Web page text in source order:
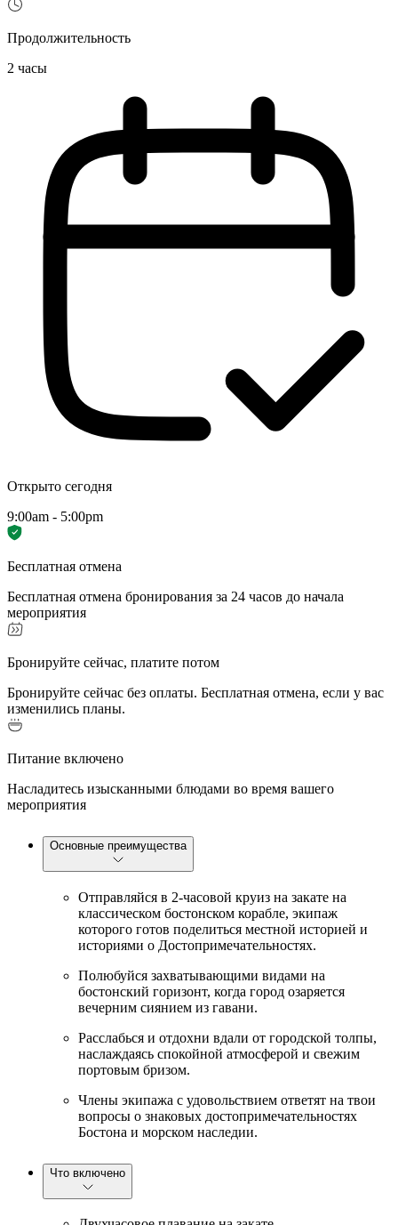
Продолжительность
2 часы
Открыто сегодня
9:00am - 5:00pm
Бесплатная отмена
Бесплатная отмена бронирования за 24 часов до начала
мероприятия
Бронируйте сейчас, платите потом
Бронируйте сейчас без оплаты. Бесплатная отмена, если у вас
изменились планы.
Питание включено
Насладитесь изысканными блюдами во время вашего
мероприятия
Основные преимущества
Отправляйся в 2-часовой круиз на закате на
классическом бостонском корабле, экипаж
которого готов поделиться местной историей и
историями о Достопримечательностях.
Полюбуйся захватывающими видами на
бостонский горизонт, когда город озаряется
вечерним сиянием из гавани.
Расслабься и отдохни вдали от городской толпы,
наслаждаясь спокойной атмосферой и свежим
портовым бризом.
Члены экипажа с удовольствием ответят на твои
вопросы о знаковых достопримечательностях
Бостона и морском наследии.
Что включено